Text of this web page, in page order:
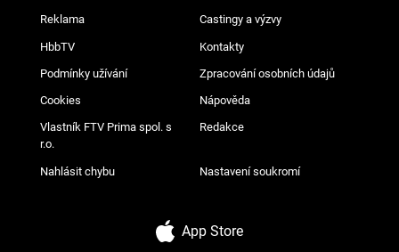
Reklama Castingy a výzvy
HbbTV Kontakty
Podmínky užívání Zpracování osobních údajů
Cookies Nápověda
Vlastník FTV Prima spol. s
r.o.
Redakce
Nahlásit chybu Nastavení soukromí
App Store